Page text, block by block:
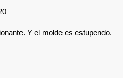
Y el molde es estupendo.